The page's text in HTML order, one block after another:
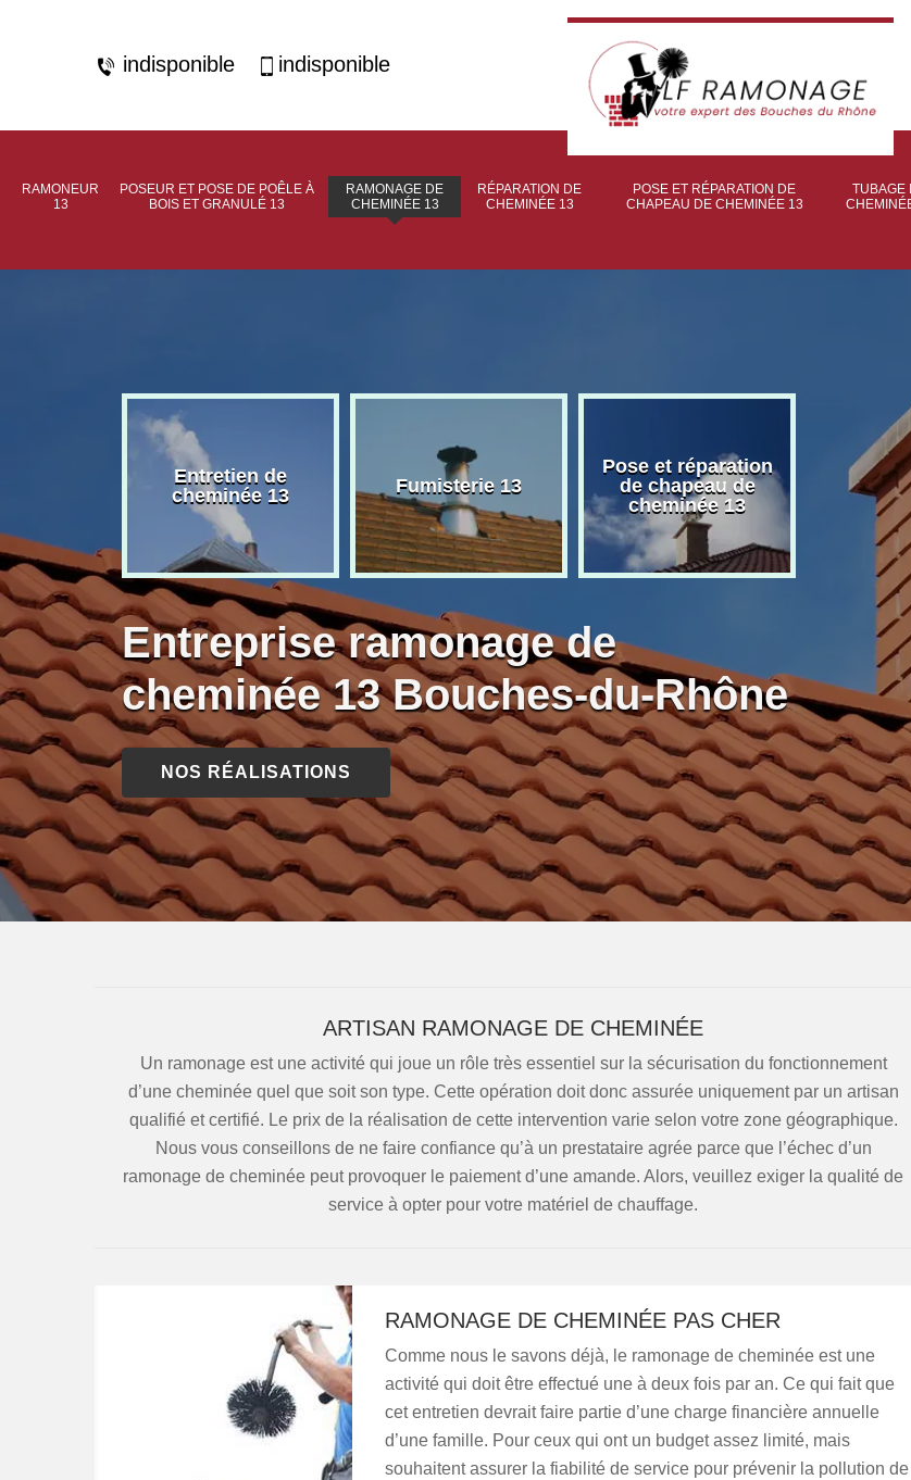
indisponible indisponible
RAMONEUR
13
POSEUR ET POSE DE POÊLE À
BOIS ET GRANULÉ 13
RAMONAGE DE
CHEMINÉE 13
RÉPARATION DE
CHEMINÉE 13
POSE ET RÉPARATION DE
CHAPEAU DE CHEMINÉE 13
TUBAGE
Entretien de
cheminée 13
Fumisterie 13
Pose et réparation
de chapeau de
cheminée 13
Poseur
poêle
Entreprise ramonage de
cheminée 13 Bouches-du-Rhône
NOS RÉALISATIONS
ARTISAN RAMONAGE DE CHEMINÉE
Un ramonage est une activité qui joue un rôle très essentiel sur la sécurisation du fonctionnement
d’une cheminée quel que soit son type. Cette opération doit donc assurée uniquement par un artisan
qualifié et certifié. Le prix de la réalisation de cette intervention varie selon votre zone géographique.
Nous vous conseillons de ne faire confiance qu’à un prestataire agrée parce que l’échec d’un
ramonage de cheminée peut provoquer le paiement d’une amande. Alors, veuillez exiger la qualité de
service à opter pour votre matériel de chauffage.
RAMONAGE DE CHEMINÉE PAS CHER
Comme nous le savons déjà, le ramonage de cheminée est une
activité qui doit être effectué une à deux fois par an. Ce qui fait que
cet entretien devrait faire partie d’une charge financière annuelle
d’une famille. Pour ceux qui ont un budget assez limité, mais
souhaitent assurer la fiabilité de service pour prévenir la pollution de